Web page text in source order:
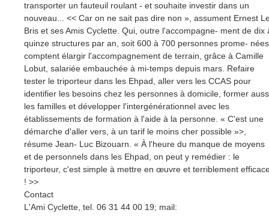
transporter un fauteuil roulant - et souhaite investir dans un
nouveau... << Car on ne sait pas dire non », assument Ernest
Bris et ses Amis Cyclette. Qui, outre l'accompagne- ment de dix
quinze structures par an, soit 600 à 700 personnes prome-
comptent élargir l'accompagnement de terrain, grâce à Camille
Lobut, salariée embauchée à mi-temps depuis mars. Refaire
tester le triporteur dans les Ehpad, aller vers les CCAS pour
identifier les besoins chez les personnes à domicile, former
les familles et développer l'intergénérationnel avec les
établissements de formation à l'aide à la personne. « C'est une
démarche d'aller vers, à un tarif le moins cher possible »>,
résume Jean- Luc Bizouarn. « À l'heure du manque de moyens
et de personnels dans les Ehpad, on peut y remédier : le
triporteur, c'est simple à mettre en œuvre et terriblement
! >>
Contact
L'Ami Cyclette, tel. 06 31 44 00 19; mail: